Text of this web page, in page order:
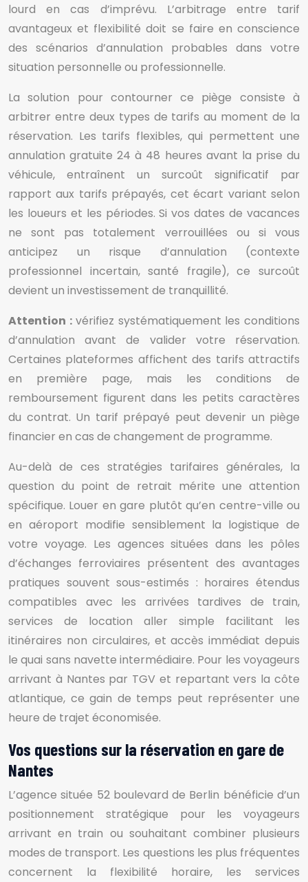
lourd en cas d’imprévu. L’arbitrage entre tarif
avantageux et flexibilité doit se faire en conscience
des scénarios d’annulation probables dans votre
situation personnelle ou professionnelle.
La solution pour contourner ce piège consiste à
arbitrer entre deux types de tarifs au moment de la
réservation. Les tarifs flexibles, qui permettent une
annulation gratuite 24 à 48 heures avant la prise du
véhicule, entraînent un surcoût significatif par
rapport aux tarifs prépayés, cet écart variant selon
les loueurs et les périodes. Si vos dates de vacances
ne sont pas totalement verrouillées ou si vous
anticipez un risque d’annulation (contexte
professionnel incertain, santé fragile), ce surcoût
devient un investissement de tranquillité.
Attention :vérifiez systématiquement les conditions
d’annulation avant de valider votre réservation.
Certaines plateformes affichent des tarifs attractifs
en première page, mais les conditions de
remboursement figurent dans les petits caractères
du contrat. Un tarif prépayé peut devenir un piège
financier en cas de changement de programme.
Au-delà de ces stratégies tarifaires générales, la
question du point de retrait mérite une attention
spécifique. Louer en gare plutôt qu’en centre-ville ou
en aéroport modifie sensiblement la logistique de
votre voyage. Les agences situées dans les pôles
d’échanges ferroviaires présentent des avantages
pratiques souvent sous-estimés : horaires étendus
compatibles avec les arrivées tardives de train,
services de location aller simple facilitant les
itinéraires non circulaires, et accès immédiat depuis
le quai sans navette intermédiaire. Pour les voyageurs
arrivant à Nantes par TGV et repartant vers la côte
atlantique, ce gain de temps peut représenter une
heure de trajet économisée.
Vos questions sur la réservation en gare de
Nantes
L’agence située 52 boulevard de Berlin bénéficie d’un
positionnement stratégique pour les voyageurs
arrivant en train ou souhaitant combiner plusieurs
modes de transport. Les questions les plus fréquentes
concernent la flexibilité horaire, les services